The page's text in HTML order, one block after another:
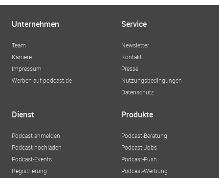
Unternehmen
Team
Karriere
Impressum
Werben auf podcast.de
Service
Newsletter
Kontakt
Presse
Nutzungsbedingungen
Datenschutz
Dienst
Podcast anmelden
Podcast hochladen
Podcast-Events
Registrierung
Produkte
Podcast-Beratung
Podcast-Jobs
Podcast-Push
Podcast-Werbung